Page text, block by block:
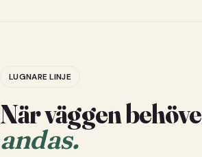
LUGNARE LINJE
När väggen
andas.